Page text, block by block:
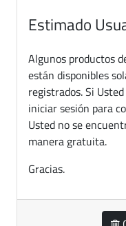
Estimado
Algunos productos
están disponibles
registrados. Si
iniciar sesión para
Usted no se
manera gratuita.
Gracias.